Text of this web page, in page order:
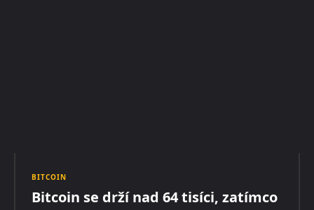
BITCOIN
Bitcoin se drží nad 64 tisíci, zatímco